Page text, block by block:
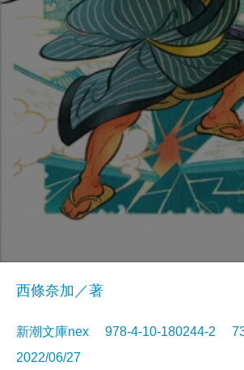
西條奈加／著
新潮文庫nex 978-4-10-180244-2
2022/06/27